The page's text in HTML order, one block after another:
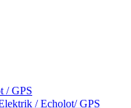
/ GPS
/ Echolot/ GPS